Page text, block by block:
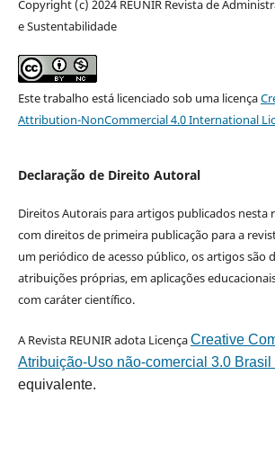
Copyright (c) 2024 REUNIR Revista de
e Sustentabilidade
Este trabalho está licenciado sob uma licença
Attribution-NonCommercial 4.0 International
Declaração de Direito Autoral
Direitos Autorais para artigos publicados nesta
com direitos de primeira publicação para a
um periódico de acesso público, os artigos são
atribuições próprias, em aplicações
com caráter científico.
A Revista REUNIR adota LicençaCreative
Atribuição-Uso não-comercial 3.0
equivalente.